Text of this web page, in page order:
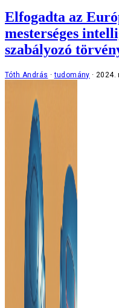
Elfogadta az
mesterséges
szabályozó
Tóth András tudomány 2024.